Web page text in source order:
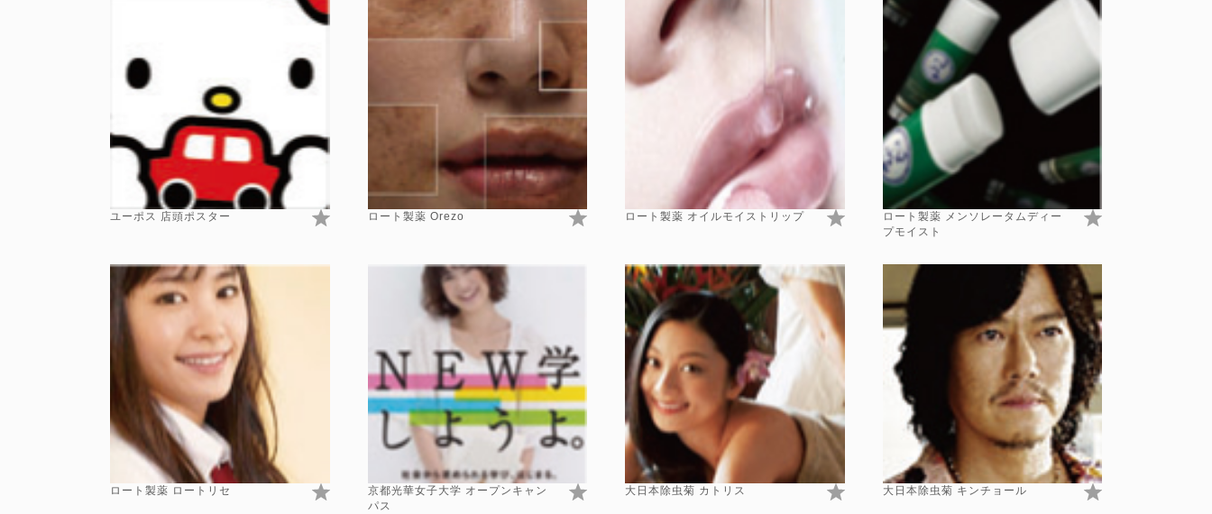
ユーポス 店頭ポスター ロート製薬 Orezo ロート製薬 オイルモイストリップ
ロート製薬 メンソレータムディー
プモイスト
ロート製薬 ロートリセ
京都光華女子大学 オープンキャン
パス
大日本除虫菊 カトリス 大日本除虫菊 キンチョール